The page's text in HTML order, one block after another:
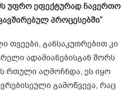
უფრო ეფექტურად ჩავერთო
პროცესებში”
თვეები, განსაკუთრებით კი
ადამიანებისგან შორს
რთული აღმოჩნდა, ეს იყო
გამოწვევა, რაც